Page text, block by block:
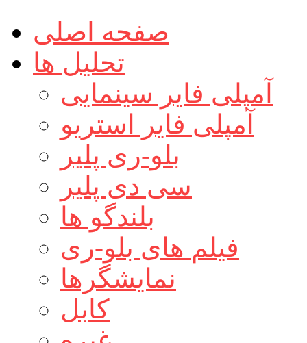
صفحه اصلی
تحلیل ها
آمپلی فایر سینمایی
آمپلی فایر استریو
بلو-ری پلیر
سی دی پلیر
بلندگو ها
فیلم های بلو-ری
نمایشگرها
کابل